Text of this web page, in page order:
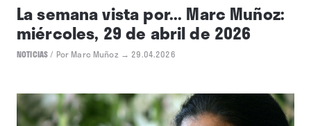
La semana vista por... Marc Muñoz:
miércoles, 29 de abril de 2026
NOTICIAS/ Por Marc Muñoz → 29.04.2026